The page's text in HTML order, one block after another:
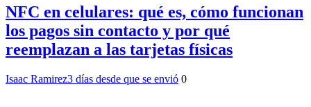
NFC en celulares: qué es, cómo funcionan
los pagos sin contacto y por qué
reemplazan a las tarjetas físicas
Isaac Ramirez3 días desde que se envió 0